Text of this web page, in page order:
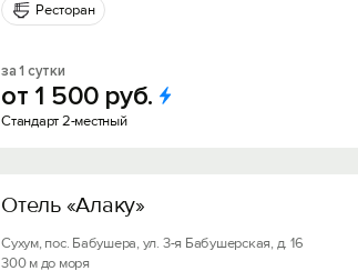
Ресторан
за 1 сутки
от 1 500 руб.
Стандарт 2-местный
Отель «Алаку»
Сухум, пос. Бабушера, ул. 3-я Бабушерская, д. 16
300 м до моря